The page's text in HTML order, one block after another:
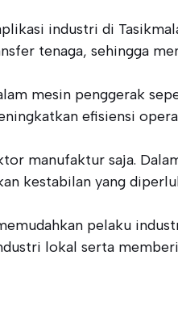
industri di
tenaga, sehingga
mesin penggerak
efisiensi
manufaktur saja.
kestabilan yang
pelaku
lokal serta